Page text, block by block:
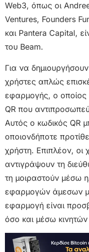
Web3, όπως οι
Ventures, Founders
και Pantera Capital,
του Beam.
Για να
χρήστες απλώς
εφαρμογής, ο οποίος
QR που
Αυτός ο κωδικός QR
οποιονδήποτε
χρήστη. Επιπλέον,
αντιγράψουν τη
τη μοιραστούν μέσω
εφαρμογών άμεσων
εφαρμογή είναι
όσο και μέσω